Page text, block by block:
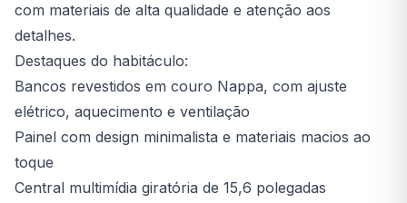
com materiais de alta qualidade e atenção aos
detalhes.
Destaques do habitáculo:
Bancos revestidos em couro Nappa, com ajuste
elétrico, aquecimento e ventilação
Painel com design minimalista e materiais macios ao
toque
Central multimídia giratória de 15,6 polegadas